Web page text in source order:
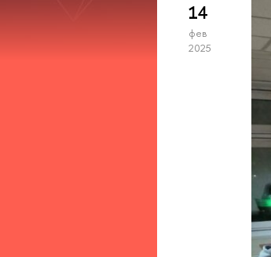
14
фев
2025